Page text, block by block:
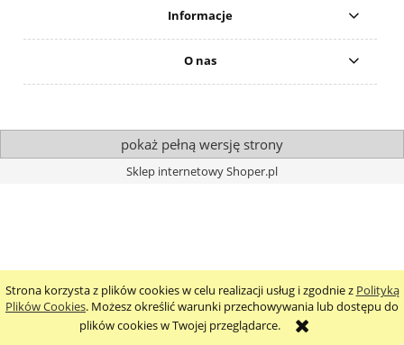
Strona korzysta z plików cookies w celu realizacji usług i zgodnie z Polityką
Plików Cookies. Możesz określić warunki przechowywania lub dostępu do
plików cookies w Twojej przeglądarce.
Informacje
O nas
pokaż pełną wersję strony
Sklep internetowy Shoper.pl